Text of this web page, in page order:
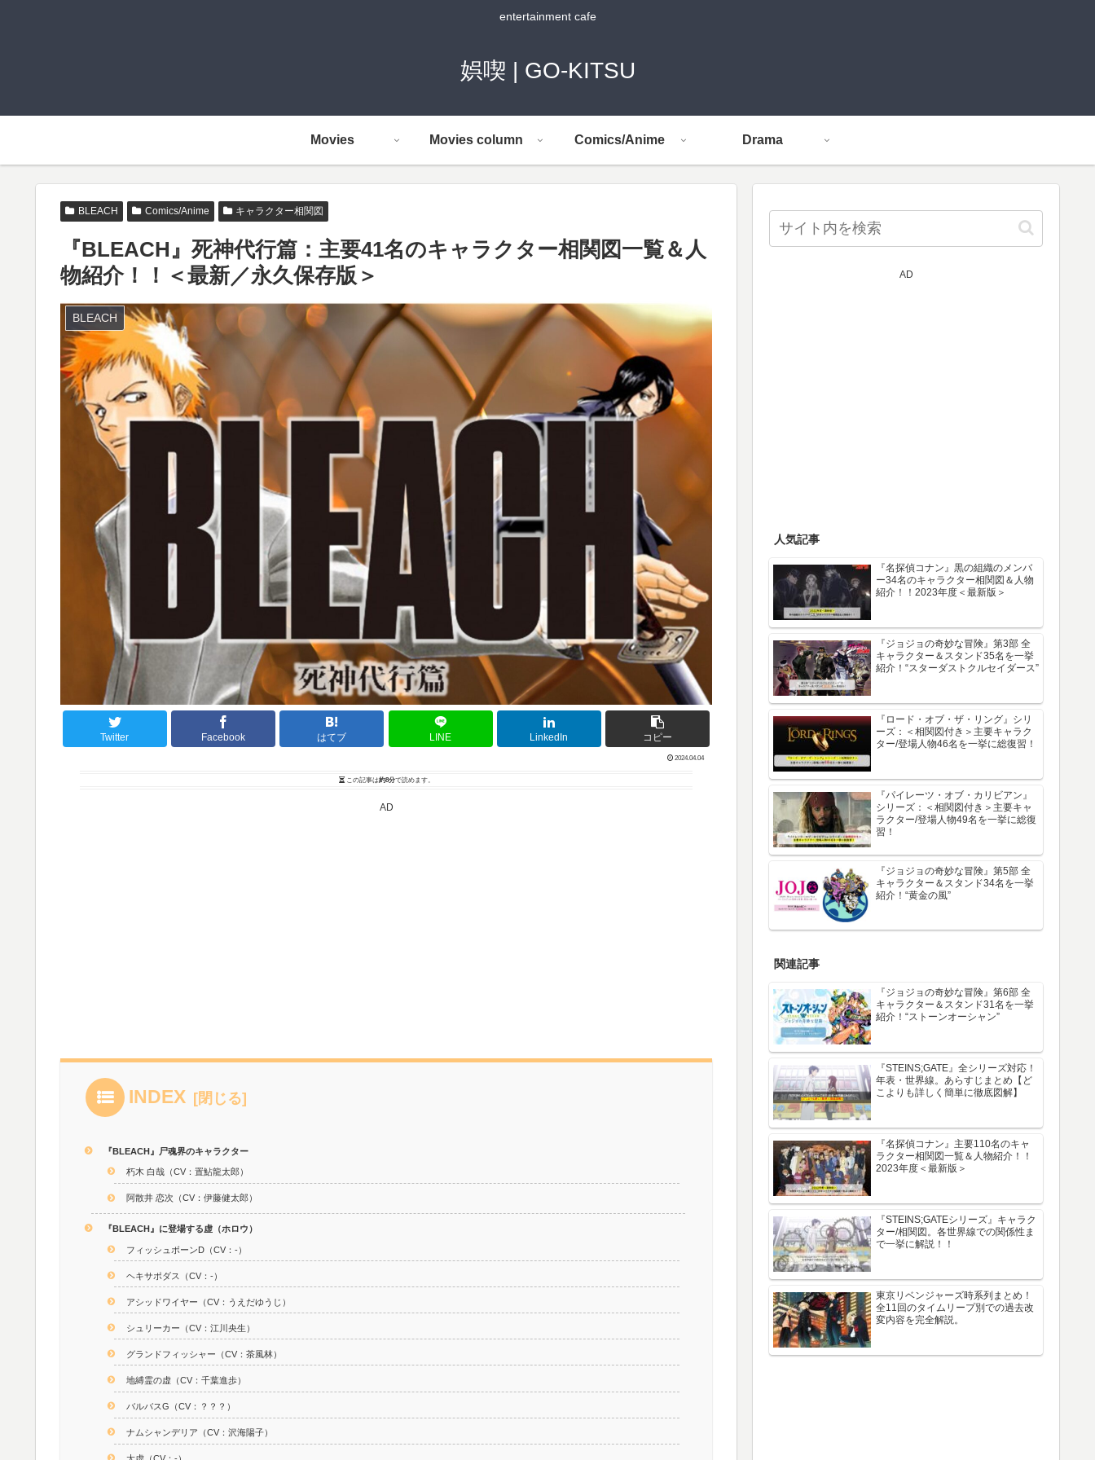
entertainment cafe
娯喫 | GO-KITSU
Movies Movies column Comics/Anime Drama
BLEACH Comics/Anime キャラクター相関図
『BLEACH』死神代行篇：主要41名のキャラクター相関図一覧＆人
物紹介！！＜最新／永久保存版＞
BLEACH
Twitter Facebook はてブ LINE LinkedIn コピー
2024.04.04
この記事は約8分で読めます。
AD
INDEX
『BLEACH』尸魂界のキャラクター
朽木 白哉（CV：置鮎龍太郎）
阿散井 恋次（CV：伊藤健太郎）
『BLEACH』に登場する虚（ホロウ）
フィッシュボーンD（CV：-）
ヘキサポダス（CV：-）
アシッドワイヤー（CV：うえだゆうじ）
シュリーカー（CV：江川央生）
グランドフィッシャー（CV：茶風林）
地縛霊の虚（CV：千葉進歩）
バルバスG（CV：？？？）
ナムシャンデリア（CV：沢海陽子）
AD
人気記事
『名探偵コナン』黒の組織のメンバ
ー34名のキャラクター相関図＆人物
紹介！！2023年度＜最新版＞
『ジョジョの奇妙な冒険』第3部 全
キャラクター＆スタンド35名を一挙
紹介！“スターダストクルセイダース”
『ロード・オブ・ザ・リング』シリ
ーズ：＜相関図付き＞主要キャラク
ター/登場人物46名を一挙に総復習！
『パイレーツ・オブ・カリビアン』
シリーズ：＜相関図付き＞主要キャ
ラクター/登場人物49名を一挙に総復
習！
『ジョジョの奇妙な冒険』第5部 全
キャラクター＆スタンド34名を一挙
紹介！“黄金の風”
関連記事
『ジョジョの奇妙な冒険』第6部 全
キャラクター＆スタンド31名を一挙
紹介！“ストーンオーシャン”
『STEINS;GATE』全シリーズ対応！
年表・世界線。あらすじまとめ【ど
こよりも詳しく簡単に徹底図解】
『名探偵コナン』主要110名のキャ
ラクター相関図一覧＆人物紹介！！
2023年度＜最新版＞
『STEINS;GATEシリーズ』キャラク
ター/相関図。各世界線での関係性ま
で一挙に解説！！
東京リベンジャーズ時系列まとめ！
全11回のタイムリープ別での過去改
変内容を完全解説。